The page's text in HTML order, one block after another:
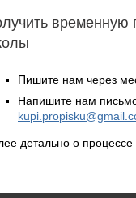
временную
Пишите нам через
Напишите нам
детально о